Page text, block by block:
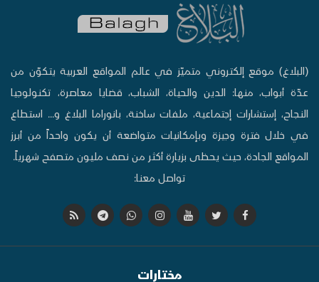
(البلاغ) موقع إلكتروني متميّز في عالم المواقع العربية يتكوّن من
عدّة أبواب، منها: الدين والحياة، الشباب، قضايا معاصرة، تكنولوجيا
النجاح، إستشارات إجتماعية، ملفات ساخنة، بانوراما البلاغ و... استطاع
في خلال فترة وجيزة وبإمكانيات متواضعة أن يكون واحداً من أبرز
المواقع الجادة، حيث يحظى بزيارة أكثر من نصف مليون متصفح شهرياً.
تواصل معنا:
مختارات